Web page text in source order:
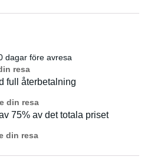
dagar före avresa
resa
full återbetalning
din resa
75% av det totala priset
din resa